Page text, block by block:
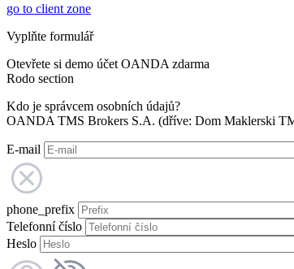
go to client zone
Vyplňte formulář
Otevřete si demo účet OANDA zdarma
Rodo section
Kdo je správcem osobních údajů?
OANDA TMS Brokers S.A. (dříve: Dom Maklerski
E-mail
phone_prefix
Telefonní číslo
Heslo